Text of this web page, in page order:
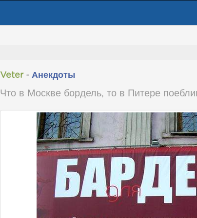
Veter- Анекдоты
Что в Москве бордель, то в Питере